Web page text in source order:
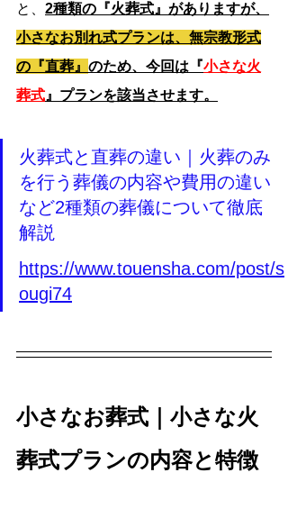
と、 2種類の『火葬式』がありますが、
小さなお別れ式プランは、無宗教形式
の『直葬』 のため、今回は『小さな火
葬式 』プランを該当させます。
火葬式と直葬の違い｜火葬のみ
を行う葬儀の内容や費用の違い
など2種類の葬儀について徹底
解説
https://www.touensha.com/post/s
ougi74
小さなお葬式｜小さな火
葬式プランの内容と特徴